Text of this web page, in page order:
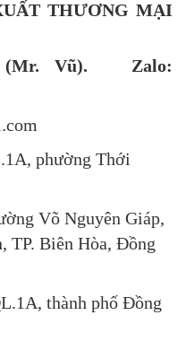
THƯƠNG MẠI
(Mr. Vũ). Zalo:
phường Thới
Võ Nguyên Giáp,
TP. Biên Hòa, Đồng
thành phố Đồng